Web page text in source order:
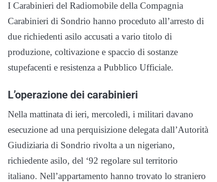
I Carabinieri del Radiomobile della Compagnia
Carabinieri di Sondrio hanno proceduto all’arresto di
due richiedenti asilo accusati a vario titolo di
produzione, coltivazione e spaccio di sostanze
stupefacenti e resistenza a Pubblico Ufficiale.
L’operazione dei carabinieri
Nella mattinata di ieri, mercoledì, i militari davano
esecuzione ad una perquisizione delegata dall’Autorità
Giudiziaria di Sondrio rivolta a un nigeriano,
richiedente asilo, del ‘92 regolare sul territorio
italiano. Nell’appartamento hanno trovato lo straniero